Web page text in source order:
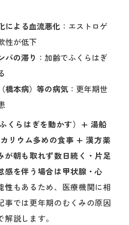
による血流悪化 ：エストロゲ
性が低下
パの滞り ：加齢でふくらはぎ
橋本病）等の病気：更年期世
くらはぎを動かす）+ 湯船
リウム多めの食事 + 漢方薬
が朝も取れず数日続く・片足
感を伴う場合は甲状腺・心
性もあるため、医療機関に相
事では更年期のむくみの原因
説します。